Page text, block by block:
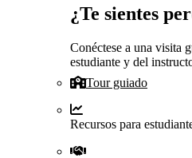
¿Te sientes
Conéctese a una visita
estudiante y del
Tour guiado
Recursos para